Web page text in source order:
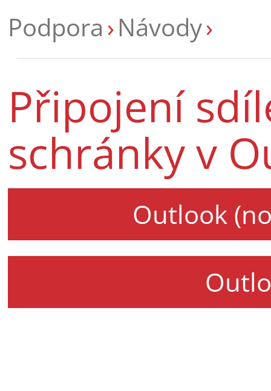
Podpora Návody
Připojení
schránky v
Outlook